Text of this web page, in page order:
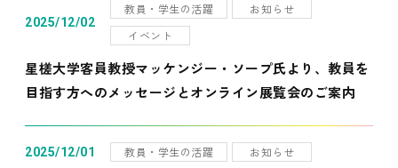
2025/12/02
教員・学生の活躍
お知らせ
イベント
星槎大学客員教授マッケンジー・ソープ氏より、教員を
目指す方へのメッセージとオンライン展覧会のご案内
2025/12/01 教員・学生の活躍 お知らせ